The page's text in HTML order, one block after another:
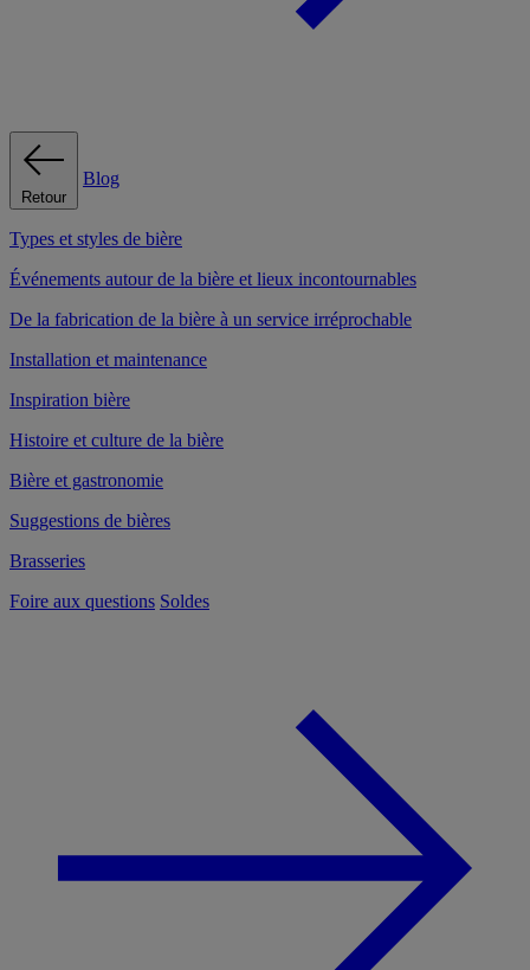
Retour
Blog
Types et styles de bière
Événements autour de la bière et lieux incontournables
De la fabrication de la bière à un service irréprochable
Installation et maintenance
Inspiration bière
Histoire et culture de la bière
Bière et gastronomie
Suggestions de bières
Brasseries
Foire aux questions Soldes